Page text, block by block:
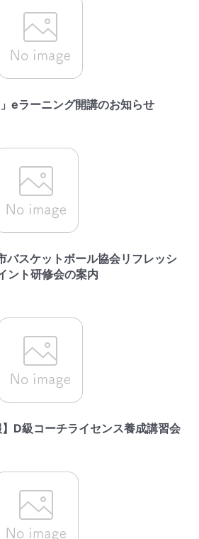
」eラーニング開講のお知らせ
バスケットボール協会リフレッシ
ント研修会の案内
】D級コーチライセンス養成講習会